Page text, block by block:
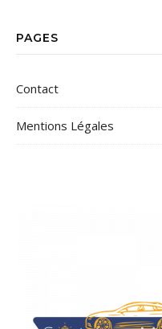
PAGES
Contact
Mentions Légales